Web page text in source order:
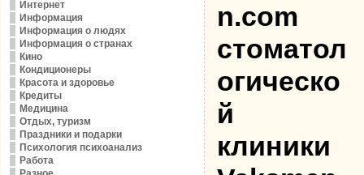
Интернет
Информация
Информация о людях
Информация о странах
Кино
Кондиционеры
Красота и здоровье
Кредиты
Медицина
Отдых, туризм
Праздники и подарки
Психология психоанализ
Работа
n.com
стоматол
огическо
й
клиники